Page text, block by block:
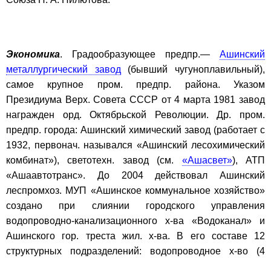
Экономика. Градообразующее предпр.— Ашинский
металлургический завод (бывший чугуноплавильный),
самое крупное пром. предпр. района. Указом
Президиума Верх. Совета СССР от 4 марта 1981 завод
награжден орд. Октябрьской Революции. Др. пром.
предпр. города: Ашинский химический завод (работает с
1932, первонач. назывался «Ашинский лесохимический
комбинат»), светотехн. завод (см. «Ашасвет»), АТП
«Ашаавтотранс». До 2004 действовал Ашинский
леспромхоз. МУП «Ашинское коммунальное хозяйство»
создано при слиянии городского управления
водопроводно-канализационного х-ва «Водоканал» и
Ашинского гор. треста жил. х-ва. В его составе 12
структурных подразделений: водопроводное х-во (4